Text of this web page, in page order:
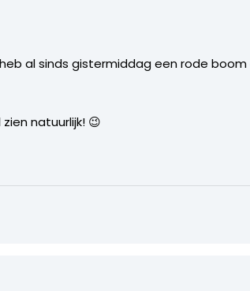
al sinds gistermiddag een rode
natuurlijk! 😉